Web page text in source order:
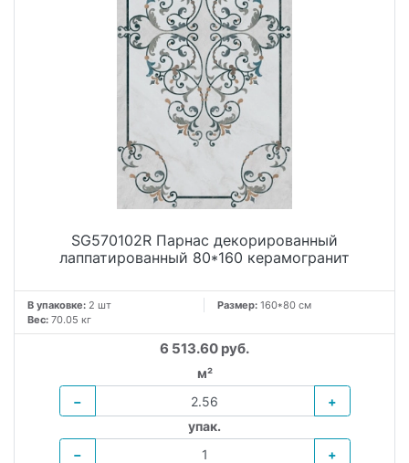
SG570102R Парнас декорированный
лаппатированный 80*160 керамогранит
В упаковке: 2 шт Размер: 160*80 см
Вес: 70.05 кг
6 513.60 руб.
м²
−
+
упак.
−
+